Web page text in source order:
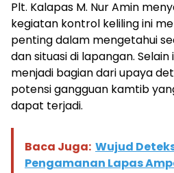
Plt. Kalapas M. Nur Amin
kegiatan kontrol keliling ini
penting dalam mengetahui
dan situasi di lapangan.
menjadi bagian dari upaya
potensi gangguan kamtib
dapat terjadi.
Baca Juga: Wujud
Pengamanan Lapas